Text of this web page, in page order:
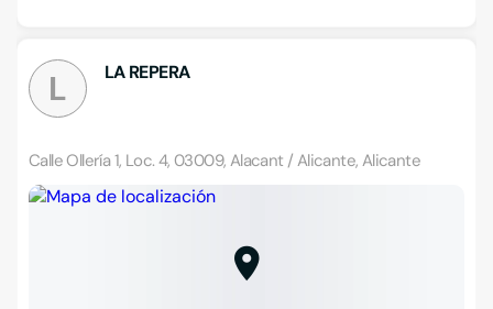
L LA REPERA
Calle Ollería 1, Loc. 4, 03009, Alacant / Alicante, Alicante